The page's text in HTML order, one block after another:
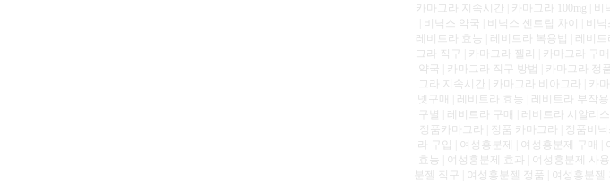
카마그라 지속시간 | 카마그라 100mg |
| 비닉스 약국 | 비닉스 센트립 차이 | 비
레비트라 효능 | 레비트라 복용법 | 레비
그라 직구 | 카마그라 젤리 | 카마그라 구
약국 | 카마그라 직구 방법 | 카마그라 정
그라 지속시간 | 카마그라 비아그라 | 카
넷구매 | 레비트라 효능 | 레비트라 부작
구별 | 레비트라 구매 | 레비트라 시알리
정품카마그라 | 정품 카마그라 | 정품비
라 구입 | 여성흥분제 | 여성흥분제 구매 |
효능 | 여성흥분제 효과 | 여성흥분제 사
분젤 직구 | 여성흥분젤 정품 | 여성흥분